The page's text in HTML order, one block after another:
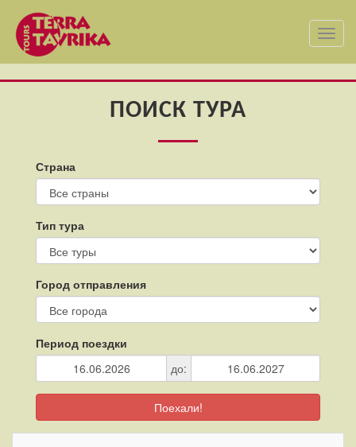
ПОИСК ТУРА
Страна
Тип тура
Город отправления
Период поездки
до:
Поехали!